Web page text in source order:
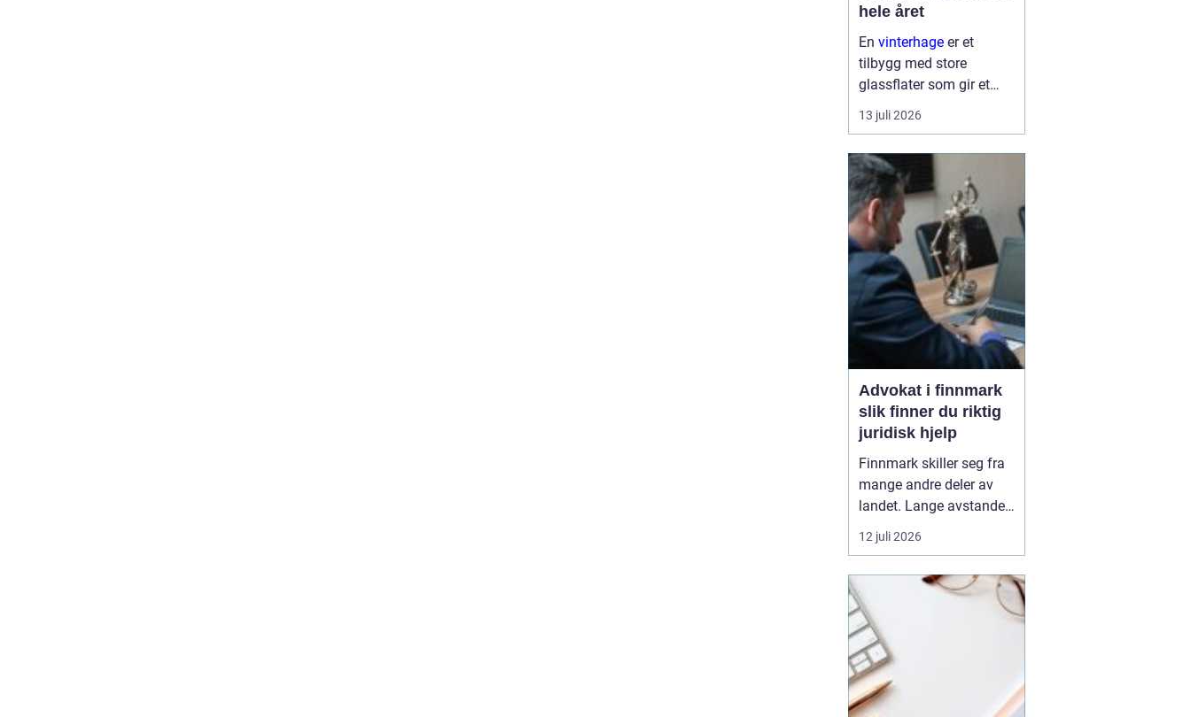
hele året
En vinterhage er et
tilbygg med store
glassflater som gir et
lyst og lunt oppholdsrom
nær hagen, også når
fungere som en ekstra
stue, spiseplass eller
stille son...
13 juli 2026
Advokat i finnmark
slik finner du riktig
juridisk hjelp
Finnmark skiller seg fra
mange andre deler av
landet. Lange avstander,
små lokalsamfunn, sterk
tilknytning til natur og
rettigheter gjør at mange
juridiske spørsmål får en
ekstra dimensjon. Når en
privatperson eller en
bedrift i...
12 juli 2026